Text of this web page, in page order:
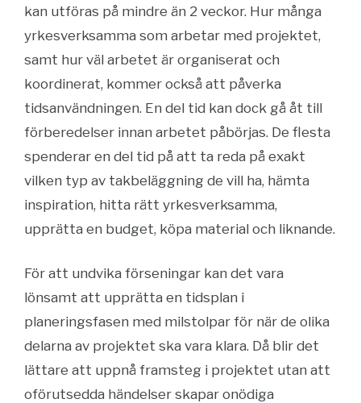
kan utföras på mindre än 2 veckor. Hur många
yrkesverksamma som arbetar med projektet,
samt hur väl arbetet är organiserat och
koordinerat, kommer också att påverka
tidsanvändningen. En del tid kan dock gå åt till
förberedelser innan arbetet påbörjas. De flesta
spenderar en del tid på att ta reda på exakt
vilken typ av takbeläggning de vill ha, hämta
inspiration, hitta rätt yrkesverksamma,
upprätta en budget, köpa material och liknande.
För att undvika förseningar kan det vara
lönsamt att upprätta en tidsplan i
planeringsfasen med milstolpar för när de olika
delarna av projektet ska vara klara. Då blir det
lättare att uppnå framsteg i projektet utan att
oförutsedda händelser skapar onödiga